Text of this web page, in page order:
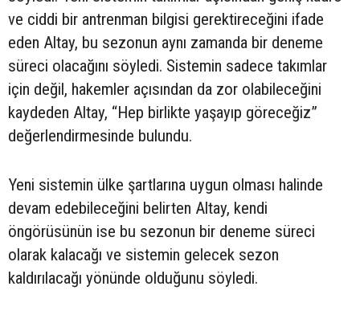
ve ciddi bir antrenman bilgisi gerektireceğini ifade
eden Altay, bu sezonun aynı zamanda bir deneme
süreci olacağını söyledi. Sistemin sadece takımlar
için değil, hakemler açısından da zor olabileceğini
kaydeden Altay, “Hep birlikte yaşayıp göreceğiz”
değerlendirmesinde bulundu.
Yeni sistemin ülke şartlarına uygun olması halinde
devam edebileceğini belirten Altay, kendi
öngörüsünün ise bu sezonun bir deneme süreci
olarak kalacağı ve sistemin gelecek sezon
kaldırılacağı yönünde olduğunu söyledi.